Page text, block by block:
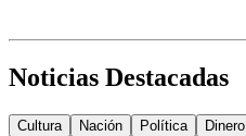
Noticias Destacadas
Cultura Nación Política Dinero